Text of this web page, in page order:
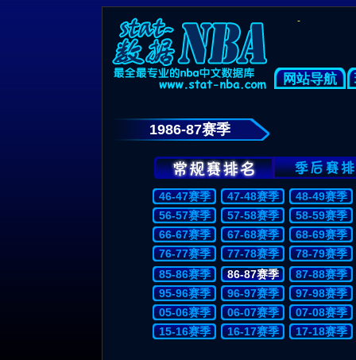
-
网站导航
1986-87赛季
46-47赛季 47-48赛季
48-49赛季
56-57赛季
57-58赛季
58-59赛季
66-67赛季
67-68赛季
68-69赛季
76-77赛季
77-78赛季
78-79赛季
85-86赛季
86-87赛季
87-88赛季
95-96赛季
96-97赛季
97-98赛季
05-06赛季
06-07赛季
07-08赛季
15-16赛季
16-17赛季 17-18赛季